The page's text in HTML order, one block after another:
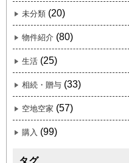
未分類 (20)
物件紹介 (80)
生活 (25)
相続・贈与 (33)
空地空家 (57)
購入 (99)
タグ